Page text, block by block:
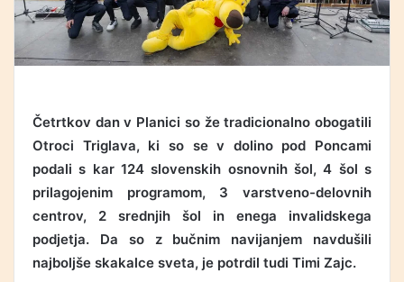
Četrtkov dan v Planici so že tradicionalno obogatili
Otroci Triglava, ki so se v dolino pod Poncami
podali s kar 124 slovenskih osnovnih šol, 4 šol s
prilagojenim programom, 3 varstveno-delovnih
centrov, 2 srednjih šol in enega invalidskega
podjetja. Da so z bučnim navijanjem navdušili
najboljše skakalce sveta, je potrdil tudi Timi Zajc.